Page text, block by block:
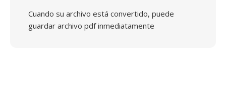
Cuando su archivo está convertido, puede
guardar archivo pdf inmediatamente